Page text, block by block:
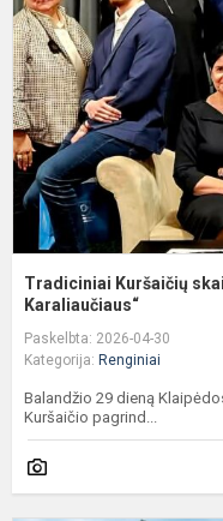
Tradiciniai Kuršaičių
Karaliaučiaus“
Paskelbta: 2026-04-30
Kategorija: Renginiai
Balandžio 29 dieną
Kuršaičio pagrind...